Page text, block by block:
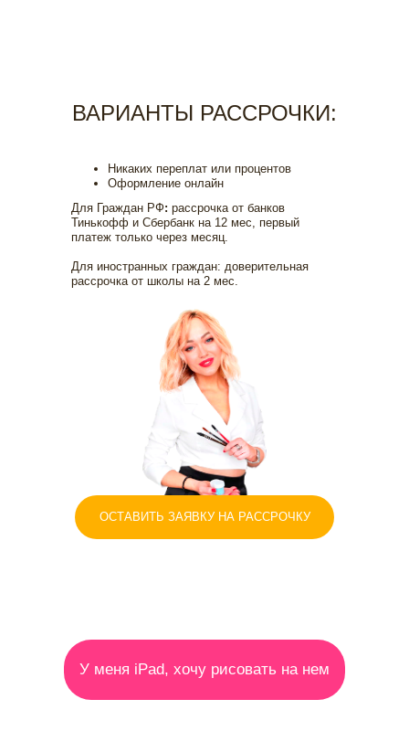
ВАРИАНТЫ РАССРОЧКИ:
Никаких переплат или процентов
Оформление онлайн
Для Граждан РФ: рассрочка от банков
Тинькофф и Сбербанк на 12 мес, первый
платеж только через месяц.
Для иностранных граждан: доверительная
рассрочка от школы на 2 мес.
ОСТАВИТЬ ЗАЯВКУ НА РАССРОЧКУ
У меня iPad, хочу рисовать на нем